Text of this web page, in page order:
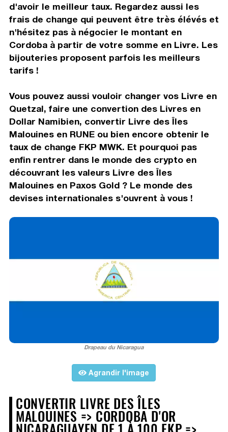
d'avoir le meilleur taux. Regardez aussi les
frais de change qui peuvent être très élévés et
n'hésitez pas à négocier le montant en
Cordoba à partir de votre somme en Livre. Les
bijouteries proposent parfois les meilleurs
tarifs !
Vous pouvez aussi vouloir changer vos Livre en
Quetzal, faire une convertion des Livres en
Dollar Namibien, convertir Livre des Îles
Malouines en RUNE ou bien encore obtenir le
taux de change FKP MWK. Et pourquoi pas
enfin rentrer dans le monde des crypto en
découvrant les valeurs Livre des Îles
Malouines en Paxos Gold ? Le monde des
devises internationales s'ouvrent à vous !
Drapeau du Nicaragua
Agrandir l'image
CONVERTIR LIVRE DES ÎLES
MALOUINES => CORDOBA D'OR